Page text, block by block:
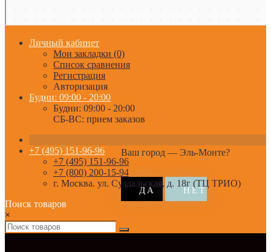
Личный кабинет
Мои закладки (0)
Список сравнения
Регистрация
Авторизация
Будни: 09:00 - 20:00
Будни: 09:00 - 20:00
СБ-ВС: прием заказов
Ваш город — Эль-Монте?
+7 (495) 151-96-96
+7 (495) 151-96-96
+7 (800) 200-15-94
г. Москва. ул. Суздальская, д. 18г (ТЦ ТРИО)
Поиск товаров
×